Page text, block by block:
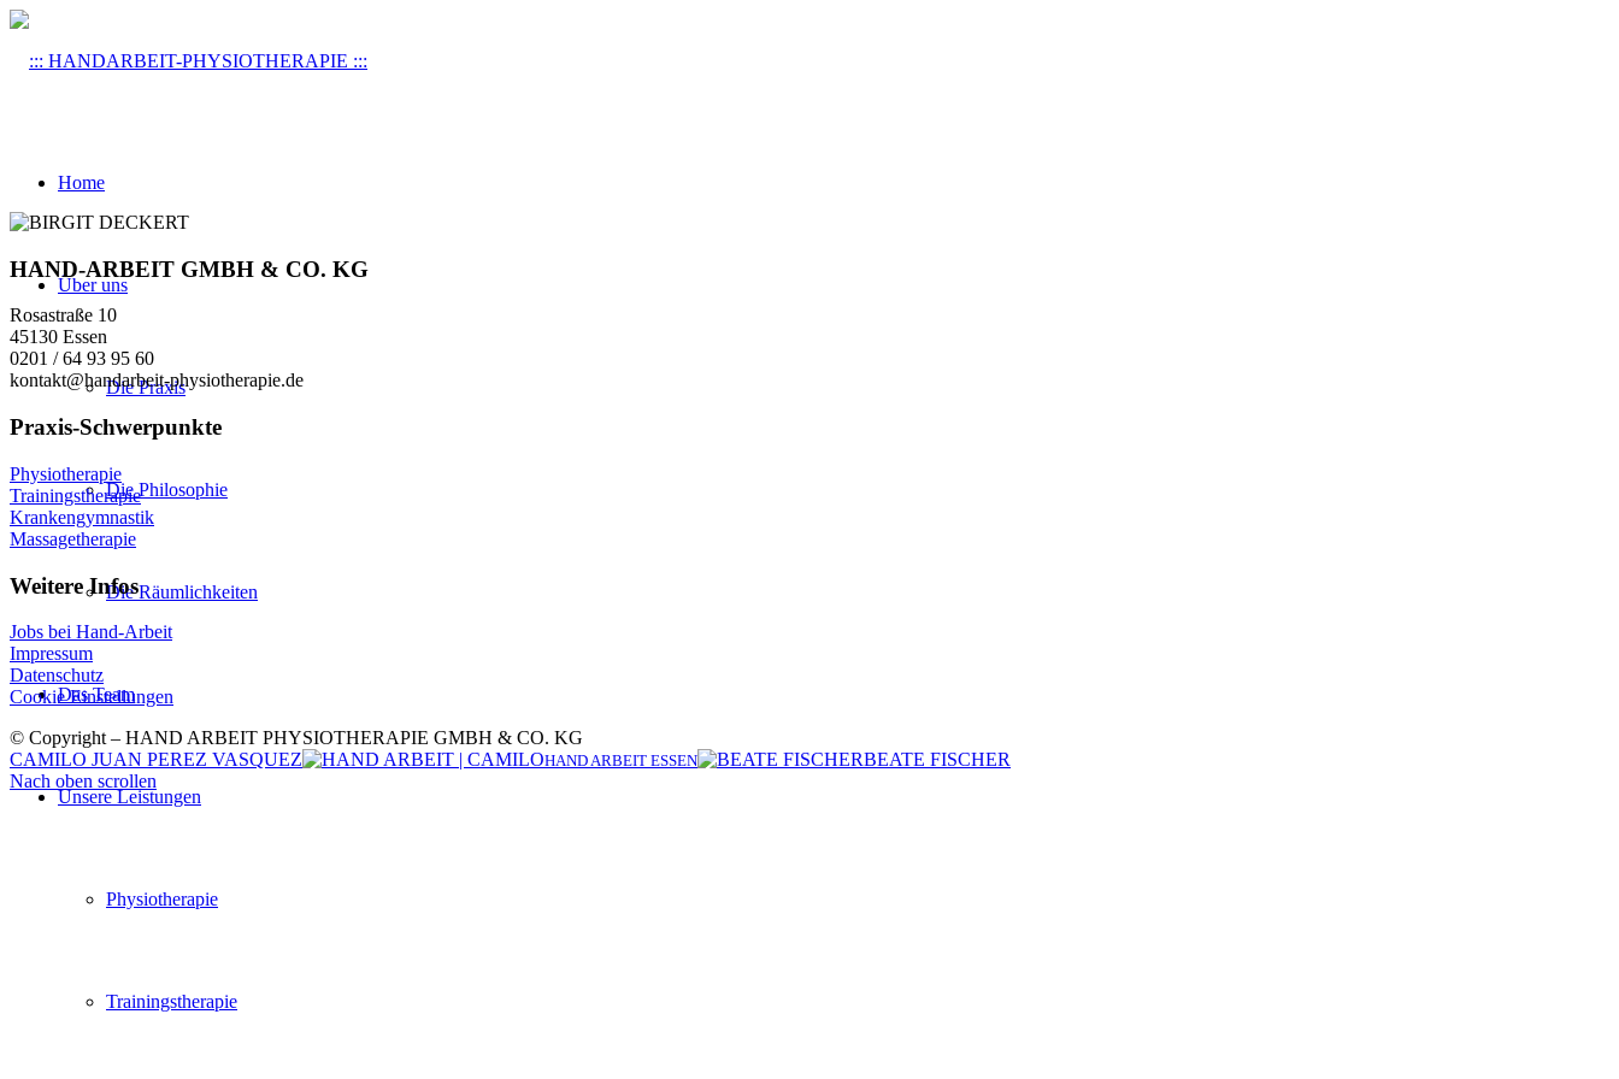
Home
Über uns
Die Praxis
Die Philosophie
Die Räumlichkeiten
Das Team
Unsere Leistungen
Physiotherapie
Trainingstherapie
HAND-ARBEIT GMBH & CO. KG
Rosastraße 10
45130 Essen
0201 / 64 93 95 60
kontakt@handarbeit-physiotherapie.de
Praxis-Schwerpunkte
Physiotherapie
Trainingstherapie
Krankengymnastik
Massagetherapie
Weitere Infos
Jobs bei Hand-Arbeit
Impressum
Datenschutz
Cookie Einstellungen
© Copyright – HAND ARBEIT PHYSIOTHERAPIE GMBH & CO. KG
CAMILO JUAN PEREZ VASQUEZ
HAND ARBEIT ESSEN
BEATE FISCHER
Nach oben scrollen